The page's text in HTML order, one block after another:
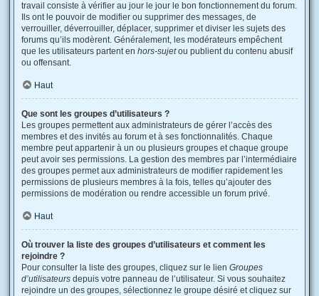
travail consiste à vérifier au jour le jour le bon fonctionnement du forum.
Ils ont le pouvoir de modifier ou supprimer des messages, de
verrouiller, déverrouiller, déplacer, supprimer et diviser les sujets des
forums qu’ils modèrent. Généralement, les modérateurs empêchent
que les utilisateurs partent en hors-sujetou publient du contenu abusif
ou offensant.
Haut
Que sont les groupes d’utilisateurs ?
Les groupes permettent aux administrateurs de gérer l’accès des
membres et des invités au forum et à ses fonctionnalités. Chaque
membre peut appartenir à un ou plusieurs groupes et chaque groupe
peut avoir ses permissions. La gestion des membres par l’intermédiaire
des groupes permet aux administrateurs de modifier rapidement les
permissions de plusieurs membres à la fois, telles qu’ajouter des
permissions de modération ou rendre accessible un forum privé.
Haut
Où trouver la liste des groupes d’utilisateurs et comment les
rejoindre ?
Pour consulter la liste des groupes, cliquez sur le lien Groupes
d’utilisateurs depuis votre panneau de l’utilisateur. Si vous souhaitez
rejoindre un des groupes, sélectionnez le groupe désiré et cliquez sur